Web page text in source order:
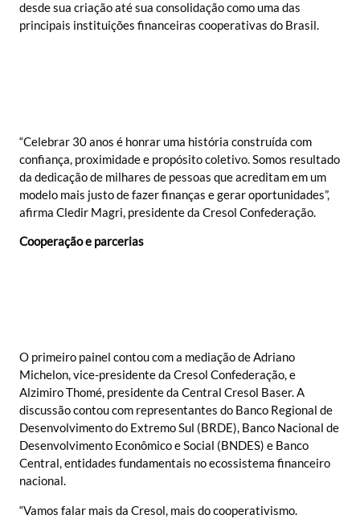
desde sua criação até sua consolidação como uma das
principais instituições financeiras cooperativas do Brasil.
“Celebrar 30 anos é honrar uma história construída com
confiança, proximidade e propósito coletivo. Somos resultado
da dedicação de milhares de pessoas que acreditam em um
modelo mais justo de fazer finanças e gerar oportunidades”,
afirma Cledir Magri, presidente da Cresol Confederação.
Cooperação e parcerias
O primeiro painel contou com a mediação de Adriano
Michelon, vice-presidente da Cresol Confederação, e
Alzimiro Thomé, presidente da Central Cresol Baser. A
discussão contou com representantes do Banco Regional de
Desenvolvimento do Extremo Sul (BRDE), Banco Nacional de
Desenvolvimento Econômico e Social (BNDES) e Banco
Central, entidades fundamentais no ecossistema financeiro
nacional.
“Vamos falar mais da Cresol, mais do cooperativismo.